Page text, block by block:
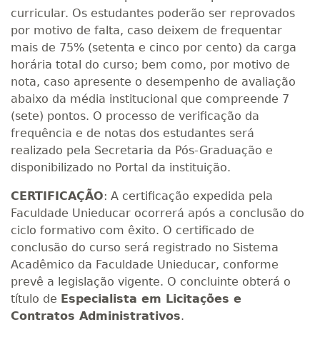
curricular. Os estudantes poderão ser reprovados
por motivo de falta, caso deixem de frequentar
mais de 75% (setenta e cinco por cento) da carga
horária total do curso; bem como, por motivo de
nota, caso apresente o desempenho de avaliação
abaixo da média institucional que compreende 7
(sete) pontos. O processo de verificação da
frequência e de notas dos estudantes será
realizado pela Secretaria da Pós-Graduação e
disponibilizado no Portal da instituição.
CERTIFICAÇÃO: A certificação expedida pela
Faculdade Unieducar ocorrerá após a conclusão do
ciclo formativo com êxito. O certificado de
conclusão do curso será registrado no Sistema
Acadêmico da Faculdade Unieducar, conforme
prevê a legislação vigente. O concluinte obterá o
título de Especialista em Licitações e
Contratos Administrativos.